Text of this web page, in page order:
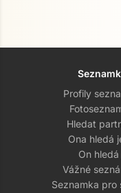
Profily
Hledat
Ona hledá
On hledá
Vážné
Seznamka pro